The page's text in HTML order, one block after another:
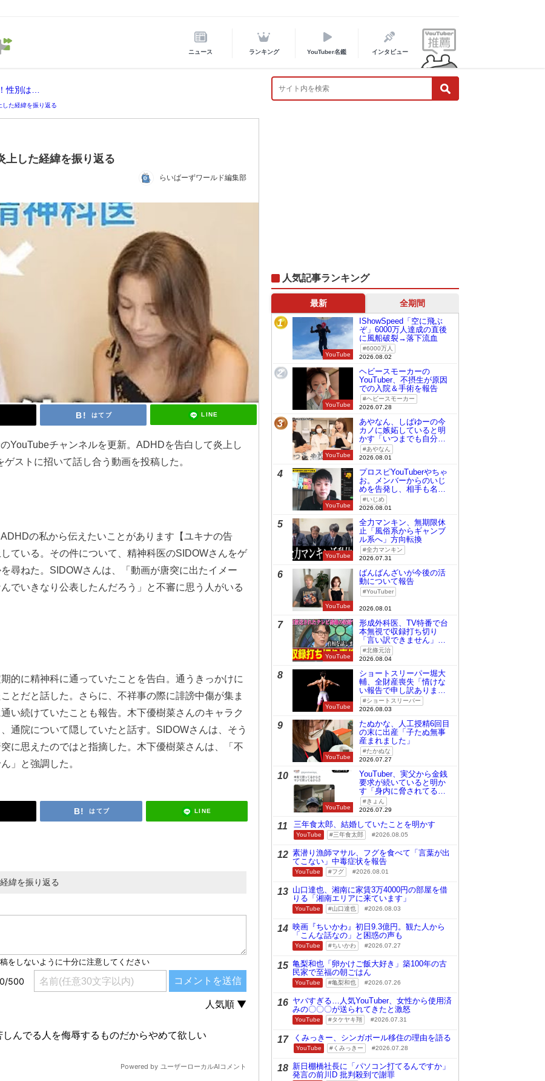
ニュース ランキング YouTuber名鑑 インタビュー
性別は…
た経緯を振り返る
上した経緯を振り返る
らいばーずワールド編集部
はてブ LINE
YouTubeチャンネルを更新。ADHDを告白して炎上し
ストに招いて話し合う動画を投稿した。
の私から伝えたいことがあります【ユキナの告
ている。その件について、精神科医のSIDOWさんをゲ
尋ねた。SIDOWさんは、「動画が唐突に出たイメー
でいきなり公表したんだろう」と不審に思う人がいる
的に精神科に通っていたことを告白。通うきっかけに
とだと話した。さらに、不祥事の際に誹謗中傷が集ま
い続けていたことも報告。木下優樹菜さんのキャラク
通院について隠していたと話す。SIDOWさんは、そう
に思えたのではと指摘した。木下優樹菜さんは、「不
」と強調した。
はてブ LINE
緯を振り返る
人気記事ランキング
最新 全期間
1
YouTube
IShowSpeed「空に飛ぶ
ぞ」6000万人達成の直後
に風船破裂→落下流血
6000万人
2026.08.02
2
YouTube
ヘビースモーカーの
YouTuber、不摂生が原因
での入院＆手術を報告
ヘビースモーカー
2026.07.28
3
YouTube
あやなん、しばゆーの今
カノに嫉妬していると明
かす「いつまでも自分の
ものみたいに…」
あやなん
2026.08.01
4
YouTube
プロスピYouTuberやちゃ
お。メンバーからのいじ
めを告発し、相手も名指
しで批判
いじめ
2026.08.01
5
YouTube
全力マンキン、無期限休
止「風俗系からギャンブ
ル系へ」方向転換
全力マンキン
2026.07.31
6
YouTube
ばんばんざいが今後の活
動について報告
YouTuber
2026.08.01
7
YouTube
形成外科医、TV特番で台
本無視で収録打ち切り
「言い訳できません」と
謝罪北條元治
2026.08.04
8
YouTube
ショートスリーパー堀大
輔、全財産喪失「情けな
い報告で申し訳ありませ
ん」ショートスリーパー
2026.08.03
9
YouTube
たぬかな、人工授精6回目
の末に出産「子たぬ無事
産まれました」
たかぬな
2026.07.27
10
YouTube
YouTuber、実父から金銭
要求が続いていると明か
す「身内に脅されてる
の」きょん
2026.07.29
11 三年食太郎、結婚していたことを明かす
YouTube 三年食太郎 2026.08.05
12 素潜り漁師マサル、フグを食べて「言葉が出
てこない」中毒症状を報告
YouTube フグ 2026.08.01
13 山口達也、湘南に家賃3万4000円の部屋を借
りる「湘南エリアに来ています」
YouTube 山口達也 2026.08.03
14 映画『ちいかわ』初日9.3億円。観た人から
「こんな話なの」と困惑の声も
YouTube ちいかわ 2026.07.27
15 亀梨和也「卵かけご飯大好き」築100年の古
民家で至福の朝ごはん
YouTube 亀梨和也 2026.07.26
16 ヤバすぎる…人気YouTuber、女性から使用済
みの〇〇〇が送られてきたと激怒
YouTube タケヤキ翔 2026.07.31
17 くみっきー、シンガポール移住の理由を語る
YouTube くみっきー 2026.07.28
18 新日棚橋社長に「パソコン打てるんですか」
発言の前川D 批判殺到で謝罪